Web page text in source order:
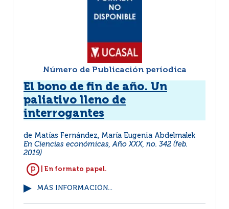
Número de Publicación períodica
El bono de fin de año. Un
paliativo lleno de
interrogantes
de Matías Fernández, María Eugenia Abdelmalek
En Ciencias económicas, Año XXX, no. 342 (feb.
2019)
| En formato papel.
MÁS INFORMACIÓN...